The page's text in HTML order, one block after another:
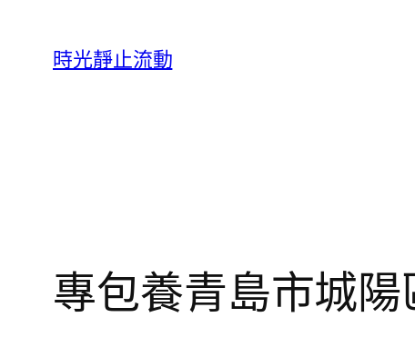
時光靜止流動
專包養青島市城